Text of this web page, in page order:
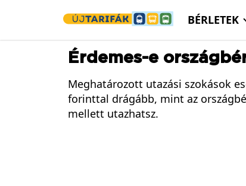
BÉRLETEK
Érdemes-e
Meghatározott utazási szokások
forinttal drágább, mint az
mellett utazhatsz.